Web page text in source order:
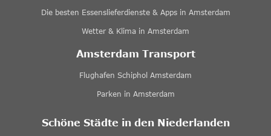
Die besten Essenslieferdienste & Apps in Amsterdam
Wetter & Klima in Amsterdam
Amsterdam Transport
Flughafen Schiphol Amsterdam
Parken in Amsterdam
Schöne Städte in den Niederlanden